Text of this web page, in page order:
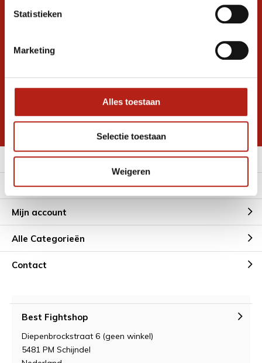
Statistieken
Marketing
Alles toestaan
Selectie toestaan
Weigeren
Volg ons
promoties
* Lees hier de wettelijke beperkingen
Meer informatie
Klantenservice
Mijn account
Alle Categorieën
Contact
Best Fightshop
Diepenbrockstraat 6 (geen winkel)
5481 PM Schijndel